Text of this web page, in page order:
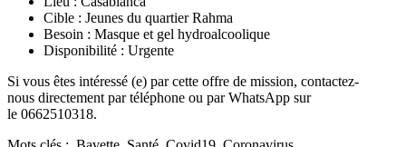
Cible : Jeunes du quartier Rahma
Besoin : Masque et gel hydroalcoolique
Disponibilité : Urgente
Si vous êtes intéressé (e) par cette offre de mission, contactez-
nous directement par téléphone ou par WhatsApp sur
le 0662510318.